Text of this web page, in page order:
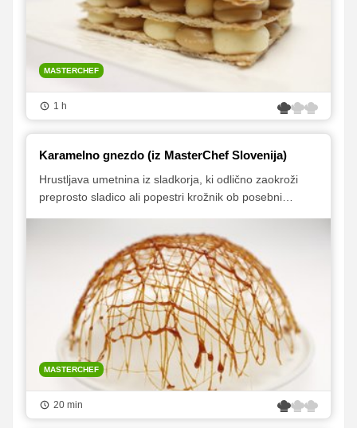
MASTERCHEF
1 h
Karamelno gnezdo (iz MasterChef Slovenija)
Hrustljava umetnina iz sladkorja, ki odlično zaokroži
preprosto sladico ali popestri krožnik ob posebni
MASTERCHEF
20 min